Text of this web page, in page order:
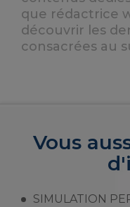
que rédactrice
découvrir les
consacrées au
Vous
SIMULATION